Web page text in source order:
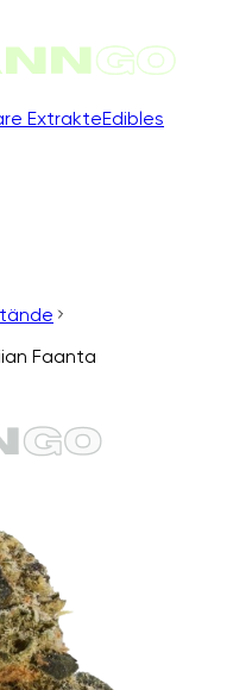
ExtrakteEdibles
Faanta